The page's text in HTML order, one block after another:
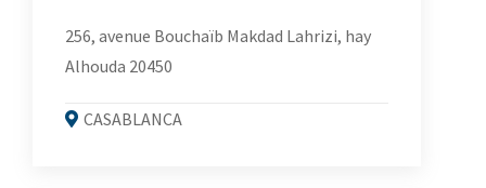
256, avenue Bouchaïb Makdad Lahrizi, hay
Alhouda 20450
CASABLANCA